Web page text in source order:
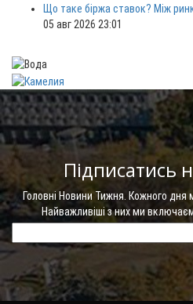
Що таке біржа ставок? Між
05 авг 2026 23:01
Підписатись
Головні Новини Тижня. Кожного дня
Найважливіші з них ми